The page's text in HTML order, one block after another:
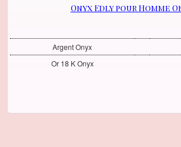
Onyx Edly pour Homme
Argent Onyx
Or 18 K Onyx